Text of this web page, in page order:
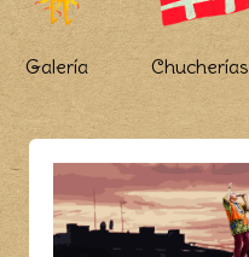
Galería Chucherías